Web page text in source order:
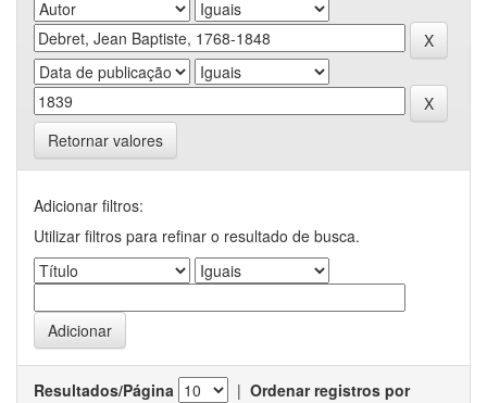
Retornar valores
Adicionar filtros:
Utilizar filtros para refinar o resultado de busca.
Resultados/Página | Ordenar registros por